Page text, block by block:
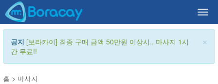
×
공지 [보라카이] 최종 구매 금액 50만원 이상시.. 마사지 1시
간 무료!!
홈 > 마사지